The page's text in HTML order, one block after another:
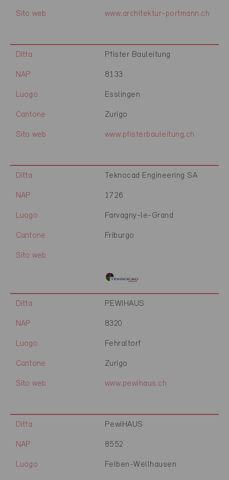
Sito web www.architektur-portmann.ch
Ditta Pfister Bauleitung
NAP 8133
Luogo Esslingen
Cantone Zurigo
Sito web www.pfisterbauleitung.ch
Ditta Teknocad Engineering SA
NAP 1726
Luogo Farvagny-le-Grand
Cantone Friburgo
Sito web
Ditta PEWIHAUS
NAP 8320
Luogo Fehraltorf
Cantone Zurigo
Sito web www.pewihaus.ch
Ditta PewiHAUS
NAP 8552
Luogo Felben-Wellhausen